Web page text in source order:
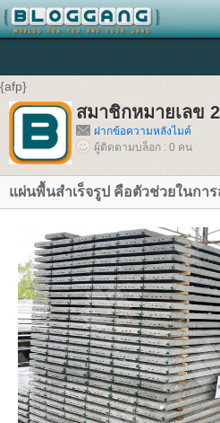
{afp}
สมาชิกหมายเลข
ฝากข้อความหลังไมค์
ผู้ติดตามบล็อก : 0 คน
แผ่นพื้นสำเร็จรูป คือตัวช่วยในกา